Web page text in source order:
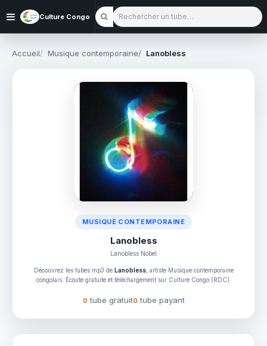
Culture Congo Rechercher un tube
Accueil Musique contemporaine Lanobless
MUSIQUE CONTEMPORAINE
Lanobless
Lanobless Nobel
Découvrez les tubes mp3 de Lanobless, artiste Musique contemporaine
congolais. Écoute gratuite et téléchargement sur Culture Congo (RDC).
0 tube gratuit0 tube payant